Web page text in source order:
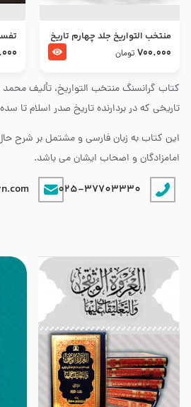
کتاب گرانسنگ منتخب التواريخ، تألیف محمد
تاریخی که در بردارنده تاریخ صدر اسلام تا
این کتاب به زبان فارسی و مشتمل بر شرح
امامزادگان و اصحاب ایشان می باشد.
025-37703330
منتخب التواریخ جلد چهارم تاریخ
امام زین العابدین و امام محمد
700.000 تومان